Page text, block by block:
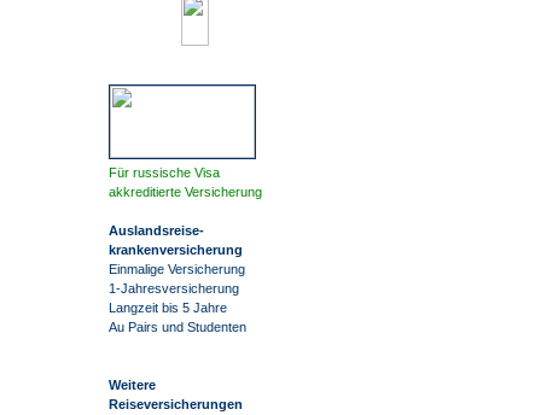
Für russische Visa
akkreditierte Versicherung
Auslandsreise-
krankenversicherung
Einmalige Versicherung
1-Jahresversicherung
Langzeit bis 5 Jahre
Au Pairs und Studenten
Weitere
Reiseversicherungen